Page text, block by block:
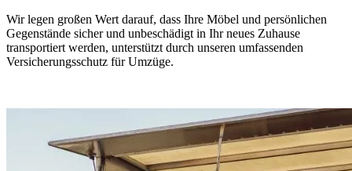
Wir legen großen Wert darauf, dass Ihre Möbel und persönlichen
Gegenstände sicher und unbeschädigt in Ihr neues Zuhause
transportiert werden, unterstützt durch unseren umfassenden
Versicherungsschutz für Umzüge.